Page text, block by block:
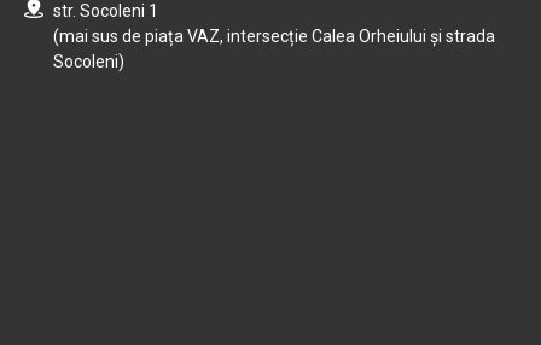
str. Socoleni 1
(mai sus de piața VAZ, intersecție Calea Orheiului și strada
Socoleni)